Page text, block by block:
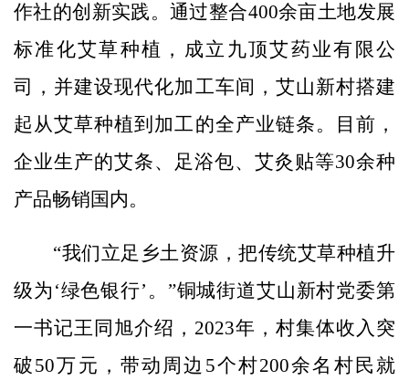
作社的创新实践。通过整合400余亩土地发展
标准化艾草种植，成立九顶艾药业有限公
司，并建设现代化加工车间，艾山新村搭建
起从艾草种植到加工的全产业链条。目前，
企业生产的艾条、足浴包、艾灸贴等30余种
产品畅销国内。
“我们立足乡土资源，把传统艾草种植升
级为‘绿色银行’。”铜城街道艾山新村党委第
一书记王同旭介绍，2023年，村集体收入突
破50万元，带动周边5个村200余名村民就